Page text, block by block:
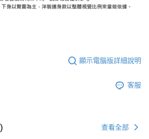
顯示電腦版詳細說明
客服
查看全部